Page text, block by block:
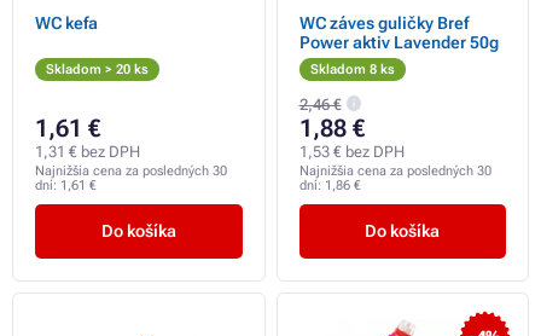
WC kefa
Skladom > 20 ks
1,61 €
1,31 € bez DPH
Najnižšia cena za posledných 30
dní: 1,61 €
Do košíka
WC záves guličky Bref
Power aktiv Lavender 50g
Skladom 8 ks
2,46 €
1,88 €
1,53 € bez DPH
Najnižšia cena za posledných 30
dní: 1,86 €
Do košíka